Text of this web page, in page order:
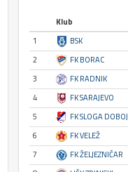
Klub
1
BSK
2
FK BORAC
3
FK RADNIK
4
FK SARAJEVO
5
FK SLOGA DOBOJ
6
FK VELEŽ
7
FK ŽELJEZNIČAR